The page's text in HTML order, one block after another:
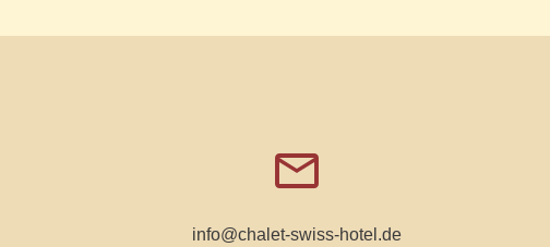
email
info@chalet-swiss-hotel.de